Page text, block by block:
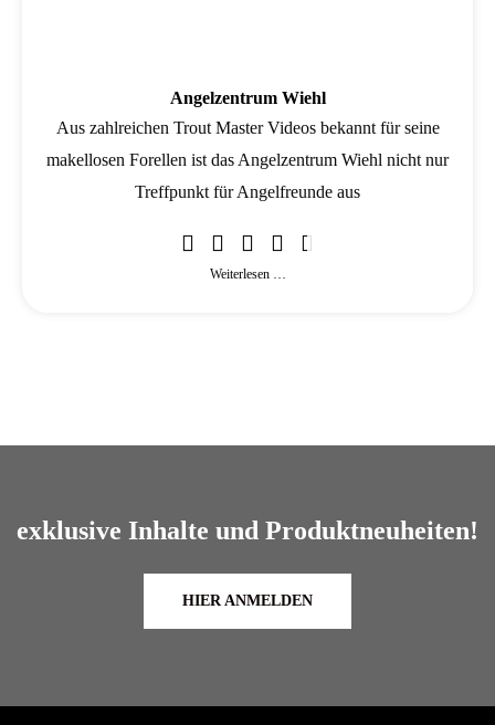
Angelzentrum Wiehl
Aus zahlreichen Trout Master Videos bekannt für seine
makellosen Forellen ist das Angelzentrum Wiehl nicht nur
Treffpunkt für Angelfreunde aus
Weiterlesen …
exklusive Inhalte und Produktneuheiten!
HIER ANMELDEN